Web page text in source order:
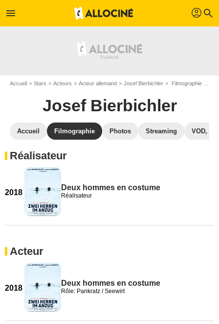
menu profil search
Accueil Stars Acteurs Acteur allemand Josef Bierbichler Filmographie Josef Bierbichler
Josef Bierbichler
Accueil Filmographie Photos Streaming VOD,
Réalisateur
2018
Deux hommes en costume
Réalisateur
Acteur
2018
Deux hommes en costume
Rôle: Pankratz / Seewirt